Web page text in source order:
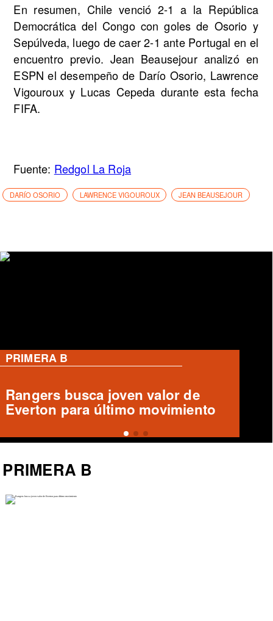
En resumen, Chile venció 2-1 a la República
Democrática del Congo con goles de Osorio y
Sepúlveda, luego de caer 2-1 ante Portugal en el
encuentro previo. Jean Beausejour analizó en
ESPN el desempeño de Darío Osorio, Lawrence
Vigouroux y Lucas Cepeda durante esta fecha
FIFA.
Fuente: Redgol La Roja
DARÍO OSORIO LAWRENCE VIGOUROUX JEAN BEAUSEJOUR
PRIMERA B
Deportes Temuco confirma salida
de Arturo Sanhueza
PRIMERA B